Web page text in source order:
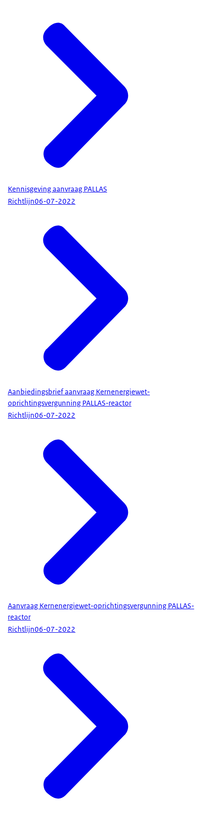
Kennisgeving aanvraag PALLAS
Richtlijn06-07-2022
Aanbiedingsbrief aanvraag Kernenergiewet-
oprichtingsvergunning PALLAS-reactor
Richtlijn06-07-2022
Aanvraag Kernenergiewet-oprichtingsvergunning PALLAS-
reactor
Richtlijn06-07-2022